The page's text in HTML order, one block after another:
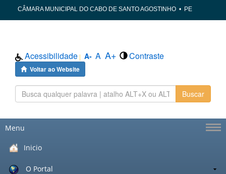
CÂMARA MUNICIPAL DO CABO DE SANTO AGOSTINHO • PE
Acessibilidade | A- A A+ Contraste
Voltar ao Website
Buscar
Menu
Inicio
O Portal